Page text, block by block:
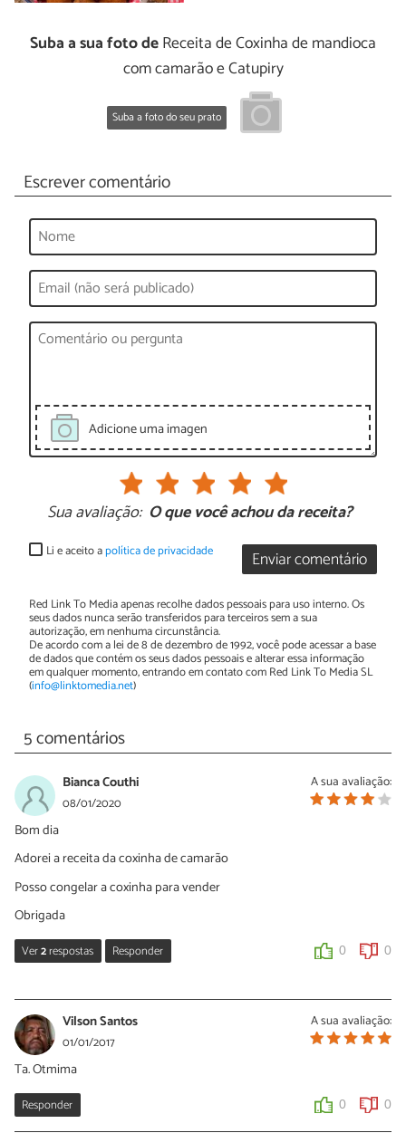
Suba a sua foto deReceita de Coxinha de mandioca
com camarão e Catupiry
Suba a foto do seu prato
Escrever comentário
Adicione uma imagen
Sua avaliação: O que você achou da receita?
Enviar comentário
Li e aceito apolítica de privacidade
Red Link To Media apenas recolhe dados pessoais para uso interno. Os
seus dados nunca serão transferidos para terceiros sem a sua
autorização, em nenhuma circunstância.
De acordo com a lei de 8 de dezembro de 1992, você pode acessar a base
de dados que contém os seus dados pessoais e alterar essa informação
em qualquer momento, entrando em contato com Red Link To Media SL
(info@linktomedia.net)
5 comentários
A sua avaliação:
Bianca Couthi
08/01/2020
Bom dia
Adorei a receita da coxinha de camarão
Posso congelar a coxinha para vender
Obrigada
Ver2respostas Responder 0 0
08/01/2020
Oi Bianca, obrigada pelo seu comentário. Pode congelar sim!
Quando preparar suba foto das suas coxinhas prontas.
A sua avaliação:
Vilson Santos
01/01/2017
Ta. Otmima
Responder 0 0